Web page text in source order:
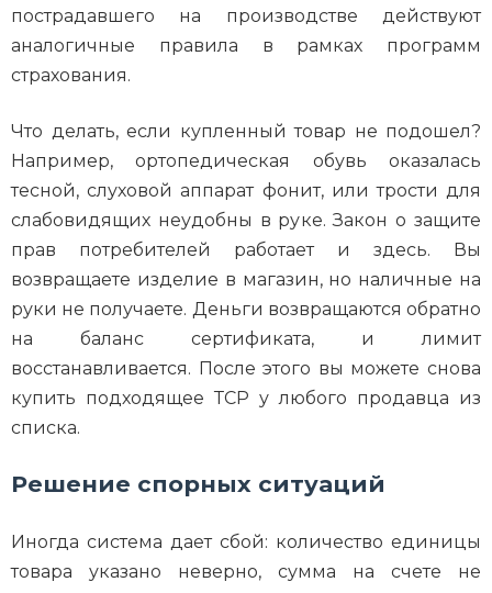
пострадавшего на производстве действуют
аналогичные правила в рамках программ
страхования.
Что делать, если купленный товар не подошел?
Например, ортопедическая обувь оказалась
тесной, слуховой аппарат фонит, или трости для
слабовидящих неудобны в руке. Закон о защите
прав потребителей работает и здесь. Вы
возвращаете изделие в магазин, но наличные на
руки не получаете. Деньги возвращаются обратно
на баланс сертификата, и лимит
восстанавливается. После этого вы можете снова
купить подходящее ТСР у любого продавца из
списка.
Решение спорных ситуаций
Иногда система дает сбой: количество единицы
товара указано неверно, сумма на счете не